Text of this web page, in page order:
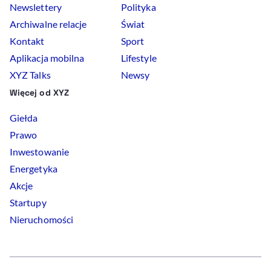
Newslettery
Archiwalne relacje
Kontakt
Aplikacja mobilna
XYZ Talks
Polityka
Świat
Sport
Lifestyle
Newsy
Więcej od XYZ
Giełda
Prawo
Inwestowanie
Energetyka
Akcje
Startupy
Nieruchomości